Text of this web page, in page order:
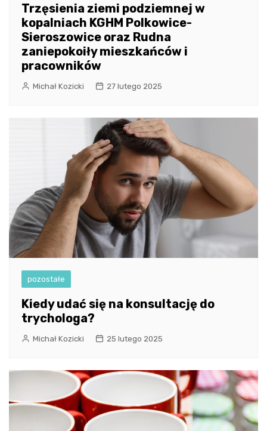
Trzęsienia ziemi podziemnej w
kopalniach KGHM Polkowice-
Sieroszowice oraz Rudna
zaniepokoiły mieszkańców i
pracowników
Michał Kozicki 27 lutego 2025
pozostałe
Kiedy udać się na konsultację do
trychologa?
Michał Kozicki 25 lutego 2025